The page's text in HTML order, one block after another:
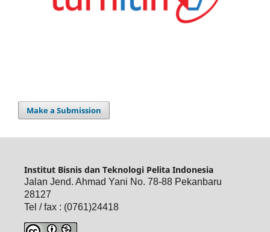
Make a Submission
Institut Bisnis dan Teknologi Pelita Indonesia
Jalan Jend. Ahmad Yani No. 78-88 Pekanbaru
28127
Tel / fax : (0761)24418